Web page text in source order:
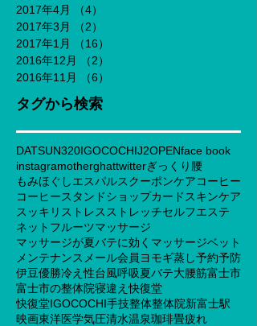
2017年4月
（4）
2017年3月
（2）
2017年1月
（16）
2016年12月
（2）
2016年11月
（6）
タグから検索
DATSUN320IGOCOCHIJ2OPENface book
instagramotherghattwitterぎっくり腰
もみほぐしエスパルスクーポンケアコーヒー
コーヒースタンドショップカード スキンケア
スッキリ ストレス ストレッチセルフエステ
ネット フルーツマッサージ
マッサージが夏バテに効く マッサージベット
メンテナンス メール会員 ヨモギ蒸し予約予防
伊豆優勝冷え性台風呼吸夏バテ大腰筋富士市
富士市の整体院寝違え 快復堂
快復堂IGOCOCHI手技整体整体院新富士駅
映画東洋医学気圧清水温泉珈琲畳疲れ